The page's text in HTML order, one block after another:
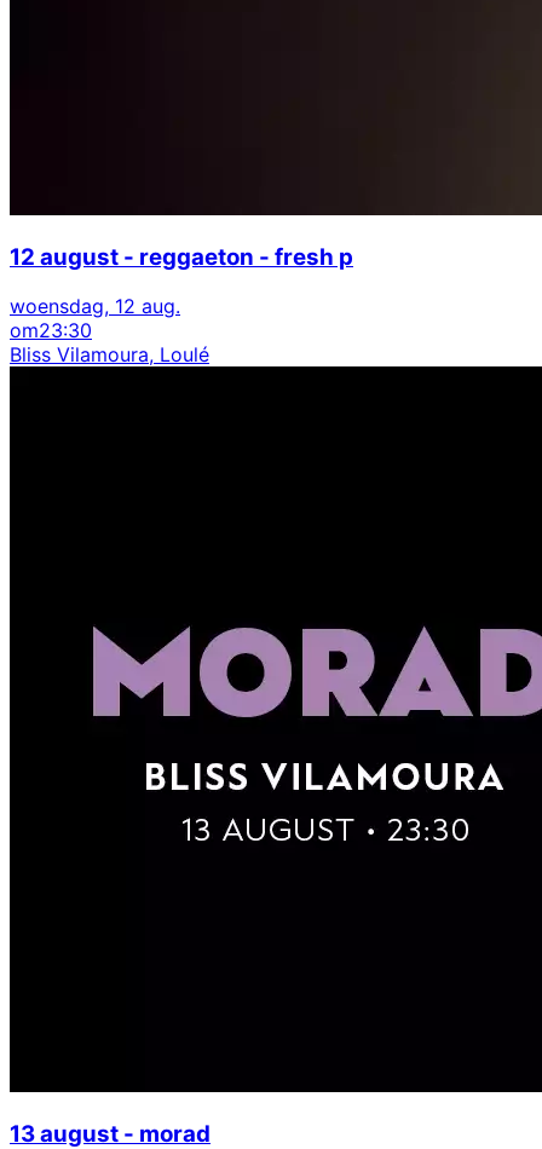
12 august - reggaeton - fresh p
woensdag, 12 aug.
om23:30
Bliss Vilamoura, Loulé
13 august - morad